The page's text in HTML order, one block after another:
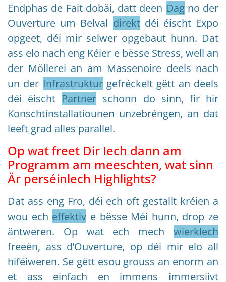
Endphas de Fait dobäi, datt deen Dagno der
Ouverture um Belval direktdéi éischt Expo
opgeet, déi mir selwer opgebaut hunn. Dat
ass elo nach eng Kéier e bësse Stress, well an
der Möllerei an am Massenoire deels nach
un der Infrastrukturgefréckelt gëtt an deels
déi éischt Partner schonn do sinn, fir hir
Konschtinstallatiounen unzebréngen, an dat
leeft grad alles parallel.
Op wat freet Dir Iech dann am
Programm am meeschten, wat sinn
Är perséinlech Highlights?
Dat ass eng Fro, déi ech oft gestallt kréien a
wou ech effektiv e bësse Méi hunn, drop ze
äntweren. Op wat ech mech wierklech
freeën, ass d’Ouverture, op déi mir elo all
hiféiweren. Se gëtt esou grouss an enorm an
et ass einfach en immens immersiivt